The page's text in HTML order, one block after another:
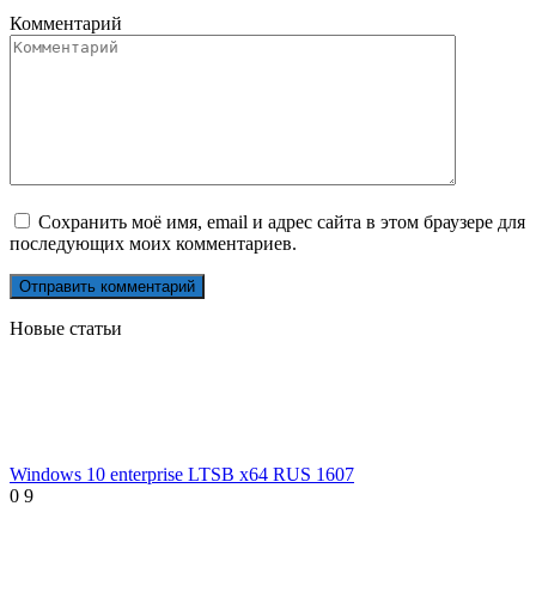
Комментарий
Сохранить моё имя, email и адрес сайта в этом браузере для
последующих моих комментариев.
Новые статьи
Windows 10 enterprise LTSB x64 RUS 1607
0 9